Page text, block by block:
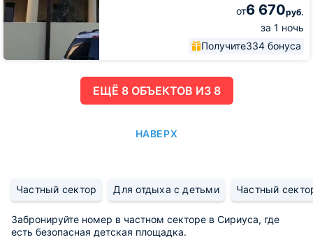
от6 670руб.
за 1 ночь
Получите334 бонуса
ЕЩË 8 ОБЪЕКТОВ ИЗ 8
НАВЕРХ
Частный сектор Для отдыха с детьми Частный
Забронируйте номер в частном секторе в Сириуса, где
есть безопасная детская площадка.